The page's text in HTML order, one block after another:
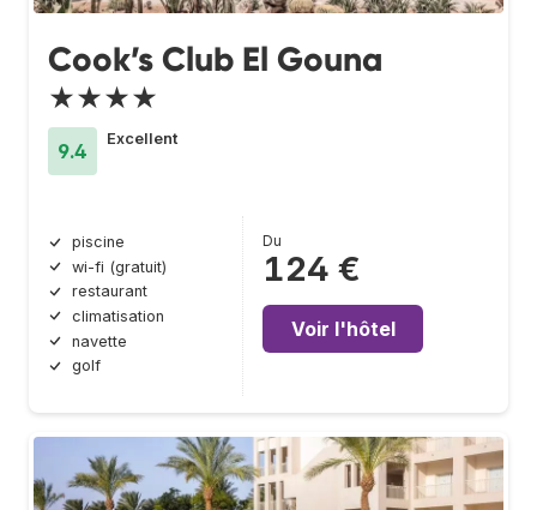
Cook’s Club El Gouna
★★★★
9.4
Excellent
piscine
wi-fi (gratuit)
restaurant
climatisation
navette
golf
Du
124 €
Voir l'hôtel